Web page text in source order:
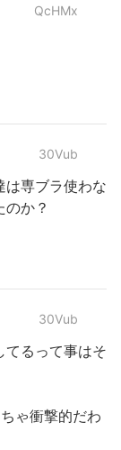
QcHMx
30Vub
は専ブラ使わな
か？
30Vub
てるって事はそ
ゃ衝撃的だわ